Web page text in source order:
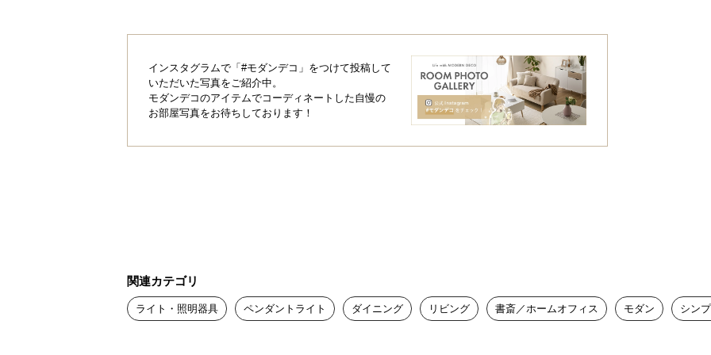
インスタグラムで「#モダンデコ」をつけて投稿して
いただいた写真をご紹介中。
モダンデコのアイテムでコーディネートした自慢の
お部屋写真をお待ちしております！
関連カテゴリ
ライト・照明器具 ペンダントライト ダイニング リビング 書斎／ホームオフィス モダン シン